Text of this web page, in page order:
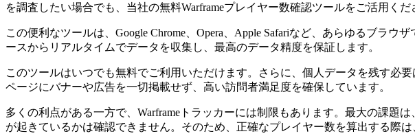
を調査したい場合でも、当社の無料Warframeプレイヤー数確認ツールをご活用くだ
この便利なツールは、Google Chrome、Opera、Apple Safariなど、あらゆるブラ
ースからリアルタイムでデータを収集し、最高のデータ精度を保証します。
このツールはいつでも無料でご利用いただけます。さらに、個人データを残す必
ページにバナーや広告を一切掲載せず、高い訪問者満足度を確保しています。
多くの利点がある一方で、Warframeトラッカーには制限もあります。最大の課題
が起きているかは確認できません。そのため、正確なプレイヤー数を算出する際